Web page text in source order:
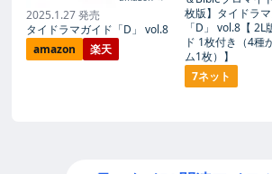
2025.1.27 発売
タイドラマガイド「D」 vol.8
amazon
楽天
枚版】タイドラ
「D」 vol.8【 2L
ド 1枚付き（4種
ム1枚）】
7ネット